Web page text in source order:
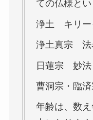
ての仏様とい
浄土 キリー
浄土真宗 法
日蓮宗 妙法
曹洞宗・臨
年齢は、数